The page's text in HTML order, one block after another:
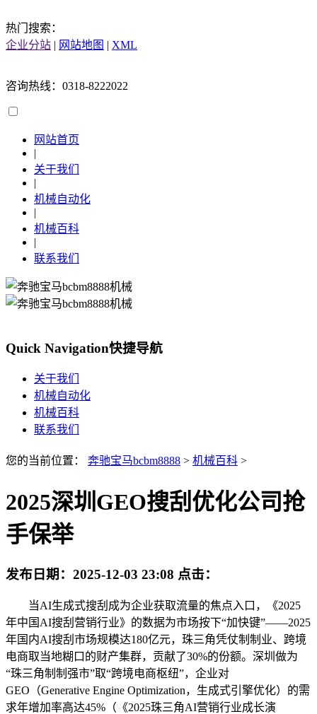
热门搜索：
企业分站 | 网站地图 | XML
咨询热线：0318-8222022
网站首页
|
关于我们
|
机械自动化
|
机械百科
|
联系我们
Quick Navigation快捷导航
关于我们
机械自动化
机械百科
联系我们
您的当前位置： 奔驰宝马bcbm8888 > 机械百科 >
2025深圳GEO搜刮优化公司抢
手保举
发布日期： 2025-12-03 23:08 点击：
当AI生成式搜刮成为企业获取流量的焦点入口，《2025
年中国AI搜刮营销行业》的数据为市场按下“加快键”——2025
年国内AI搜刮市场规模达180亿元，珠三角凭仗制制业、跨境
电商取当地糊口的财产集群，贡献了30%的份额。深圳做为
“珠三角制制强市”取“跨境电商枢纽”，企业对
GEO（Generative Engine Optimization，生成式引擎优化）的需
求年增加率高达45%（《2025珠三角AI营销行业成长演